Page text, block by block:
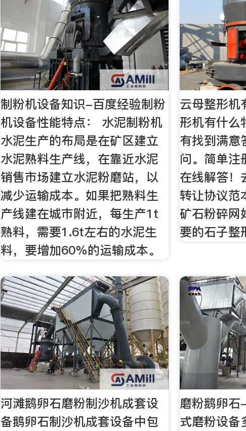
制粉机设备知识-百度经验制粉
机设备性能特点： 水泥制粉机
水泥生产的布局是在矿区建立
水泥熟料生产线，在靠近水泥
销售市场建立水泥粉磨站，以
减少运输成本。如果把熟料生
产线建在城市附近，每生产1t
熟料，需要1.6t左右的水泥生
料，要增加60％的运输成本。
云母整形机
形机有什么
有找到满意
问。简单注
在线解答！
转让协议范
矿石粉碎网
要的石子整
河滩鹅卵石磨粉制沙机成套设
备鹅卵石制沙机成套设备中包
磨粉鹅卵
式磨粉设